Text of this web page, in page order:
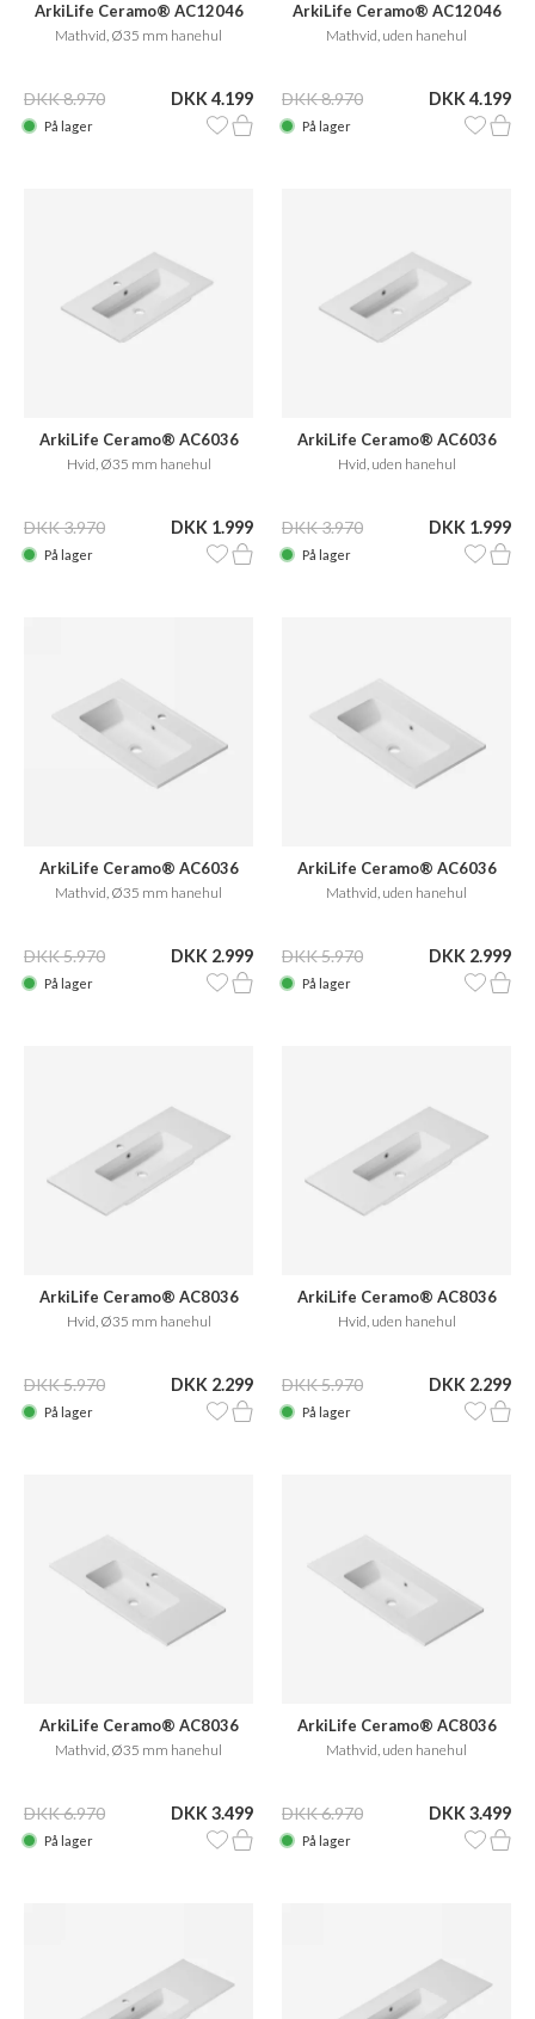
ArkiLife Ceramo® AC12046
Mathvid, Ø35 mm hanehul
DKK 8.970 DKK 4.199
På lager
ArkiLife Ceramo® AC12046
Mathvid, uden hanehul
DKK 8.970 DKK 4.199
På lager
ArkiLife Ceramo® AC6036
Hvid, Ø35 mm hanehul
DKK 3.970 DKK 1.999
På lager
ArkiLife Ceramo® AC6036
Hvid, uden hanehul
DKK 3.970 DKK 1.999
På lager
ArkiLife Ceramo® AC6036
Mathvid, Ø35 mm hanehul
DKK 5.970 DKK 2.999
På lager
ArkiLife Ceramo® AC6036
Mathvid, uden hanehul
DKK 5.970 DKK 2.999
På lager
ArkiLife Ceramo® AC8036
Hvid, Ø35 mm hanehul
DKK 5.970 DKK 2.299
På lager
ArkiLife Ceramo® AC8036
Hvid, uden hanehul
DKK 5.970 DKK 2.299
På lager
ArkiLife Ceramo® AC8036
Mathvid, Ø35 mm hanehul
DKK 6.970 DKK 3.499
På lager
ArkiLife Ceramo® AC8036
Mathvid, uden hanehul
DKK 6.970 DKK 3.499
På lager